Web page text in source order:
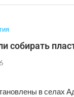
собирать
в селах